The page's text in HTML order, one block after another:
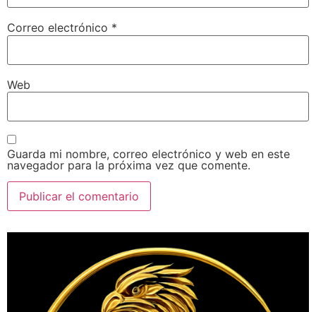
Correo electrónico *
Web
Guarda mi nombre, correo electrónico y web en este
navegador para la próxima vez que comente.